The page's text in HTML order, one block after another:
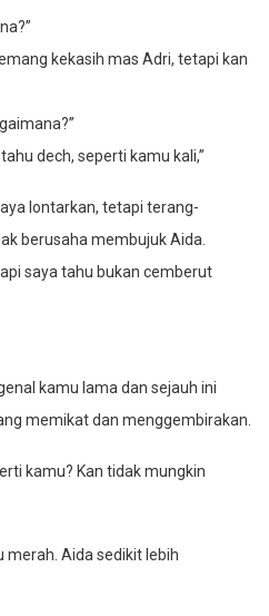
kekasih mas Adri, tetapi kan
dech, seperti kamu kali,”
lontarkan, tetapi terang-
berusaha membujuk Aida.
saya tahu bukan cemberut
kamu lama dan sejauh ini
memikat dan menggembirakan.
kamu? Kan tidak mungkin
merah. Aida sedikit lebih